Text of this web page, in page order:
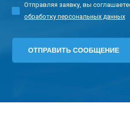
Отправляя заявку, вы
обработку персональных данных